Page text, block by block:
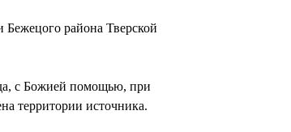
района Тверской
с Божией помощью, при
территории источника.